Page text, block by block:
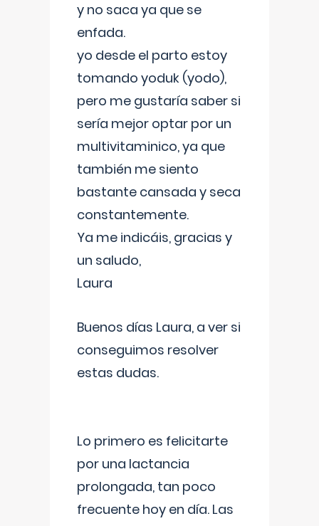
y no saca ya que se
enfada.
yo desde el parto estoy
tomando yoduk (yodo),
pero me gustaría saber si
sería mejor optar por un
multivitaminico, ya que
también me siento
bastante cansada y seca
constantemente.
Ya me indicáis, gracias y
un saludo,
Laura
Buenos días Laura, a ver si
conseguimos resolver
estas dudas.
Lo primero es felicitarte
por una lactancia
prolongada, tan poco
frecuente hoy en día. Las